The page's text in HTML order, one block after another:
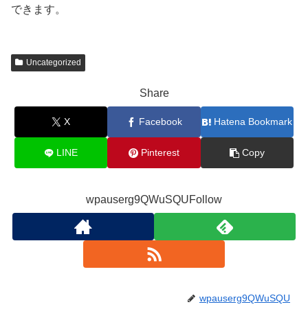
できます。
Uncategorized
Share
X Facebook Hatena Bookmark
LINE Pinterest Copy
wpauserg9QWuSQUFollow
wpauserg9QWuSQU